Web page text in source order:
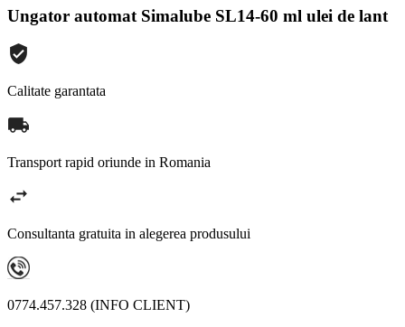
Ungator automat Simalube SL14-60 ml ulei de lant
Calitate garantata
Transport rapid oriunde in Romania
Consultanta gratuita in alegerea produsului
0774.457.328 (INFO CLIENT)